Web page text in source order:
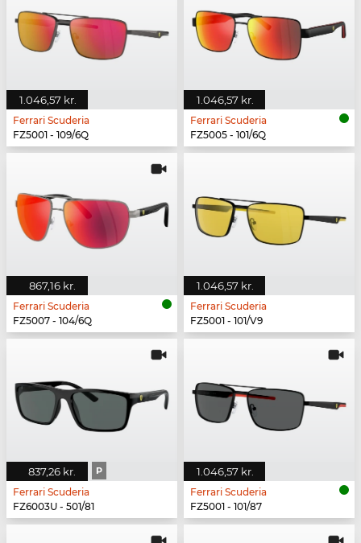
1.046,57 kr.
Ferrari Scuderia
FZ5001 - 109/6Q
1.046,57 kr.
Ferrari Scuderia
FZ5005 - 101/6Q
867,16 kr.
Ferrari Scuderia
FZ5007 - 104/6Q
1.046,57 kr.
Ferrari Scuderia
FZ5001 - 101/V9
837,26 kr. P
Ferrari Scuderia
FZ6003U - 501/81
1.046,57 kr.
Ferrari Scuderia
FZ5001 - 101/87